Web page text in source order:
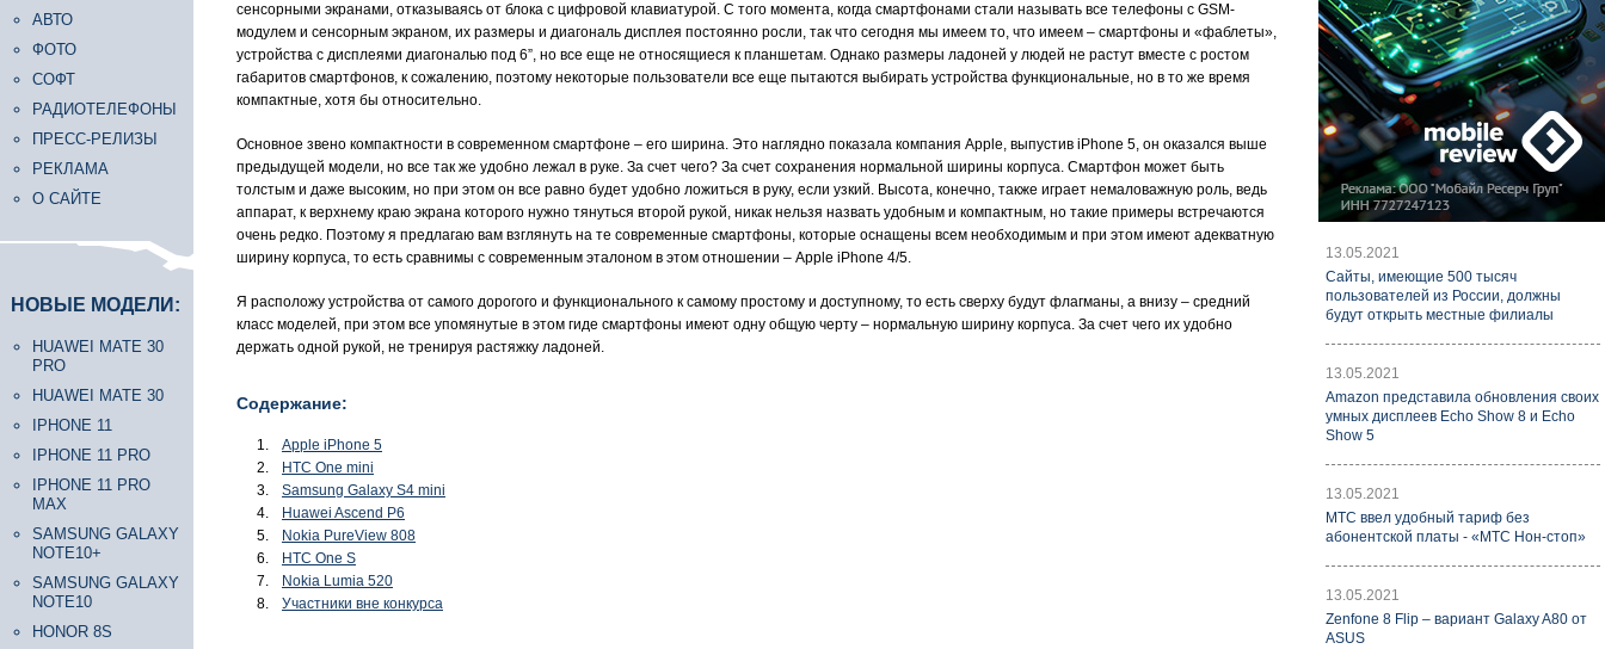
АВТО
ФОТО
СОФТ
РАДИОТЕЛЕФОНЫ
ПРЕСС-РЕЛИЗЫ
РЕКЛАМА
О САЙТЕ
НОВЫЕ МОДЕЛИ:
HUAWEI MATE 30
PRO
HUAWEI MATE 30
IPHONE 11
IPHONE 11 PRO
IPHONE 11 PRO
MAX
SAMSUNG GALAXY
NOTE10+
SAMSUNG GALAXY
NOTE10
HONOR 8S
сенсорными экранами, отказываясь от блока с цифровой клавиатурой. С того момента, когда смартфонами стали называть все телефоны с GSM-
модулем и сенсорным экраном, их размеры и диагональ дисплея постоянно росли, так что сегодня мы имеем то, что имеем – смартфоны и «фаблеты»,
устройства с дисплеями диагональю под 6”, но все еще не относящиеся к планшетам. Однако размеры ладоней у людей не растут вместе с ростом
габаритов смартфонов, к сожалению, поэтому некоторые пользователи все еще пытаются выбирать устройства функциональные, но в то же время
компактные, хотя бы относительно.
Основное звено компактности в современном смартфоне – его ширина. Это наглядно показала компания Apple, выпустив iPhone 5, он оказался выше
предыдущей модели, но все так же удобно лежал в руке. За счет чего? За счет сохранения нормальной ширины корпуса. Смартфон может быть
толстым и даже высоким, но при этом он все равно будет удобно ложиться в руку, если узкий. Высота, конечно, также играет немаловажную роль, ведь
аппарат, к верхнему краю экрана которого нужно тянуться второй рукой, никак нельзя назвать удобным и компактным, но такие примеры встречаются
очень редко. Поэтому я предлагаю вам взглянуть на те современные смартфоны, которые оснащены всем необходимым и при этом имеют адекватную
ширину корпуса, то есть сравнимы с современным эталоном в этом отношении – Apple iPhone 4/5.
Я расположу устройства от самого дорогого и функционального к самому простому и доступному, то есть сверху будут флагманы, а внизу – средний
класс моделей, при этом все упомянутые в этом гиде смартфоны имеют одну общую черту – нормальную ширину корпуса. За счет чего их удобно
держать одной рукой, не тренируя растяжку ладоней.
Содержание:
Apple iPhone 5
HTC One mini
Samsung Galaxy S4 mini
Huawei Ascend P6
Nokia PureView 808
HTC One S
Nokia Lumia 520
Участники вне конкурса
13.05.2021
Cайты, имеющие 500 тысяч
пользователей из России, должны
будут открыть местные филиалы
13.05.2021
Amazon представила обновления своих
умных дисплеев Echo Show 8 и Echo
Show 5
13.05.2021
МТС ввел удобный тариф без
абонентской платы - «МТС Нон-стоп»
13.05.2021
Zenfone 8 Flip – вариант Galaxy A80 от
ASUS